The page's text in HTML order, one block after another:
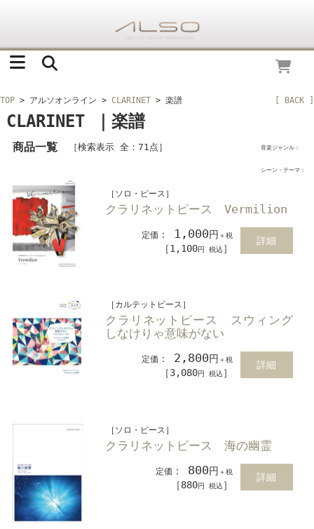
TOP > アルソオンライン > CLARINET > 楽譜 [ BACK ]
CLARINET ｜楽譜
音楽ジャンル：
シーン・テーマ：
商品一覧 ［検索表示 全：71点］
［ソロ・ピース］
クラリネットピース Vermilion
定価 ： 1,000円 ＋税
［1,100円 税込 ］
詳細
［カルテットピース］
クラリネットピース スウィング
しなけりゃ意味がない
定価 ： 2,800円 ＋税
［3,080円 税込 ］
詳細
［ソロ・ピース］
クラリネットピース 海の幽霊
定価 ： 800円 ＋税
［880円 税込 ］
詳細